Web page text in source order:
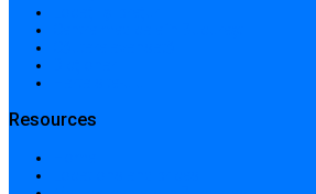
Resources